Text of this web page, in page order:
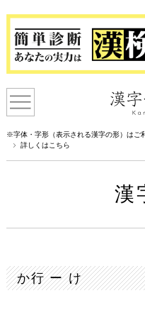
※字体・字形（表示される漢字の形）はご
詳しくはこちら
漢
か行 ー け